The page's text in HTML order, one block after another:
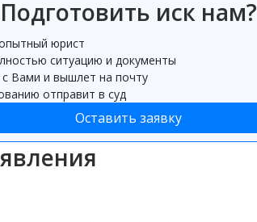
Подготовить иск нам?
юрист
ситуацию и документы
с Вами и вышлет на почту
отправит в суд
Оставить заявку